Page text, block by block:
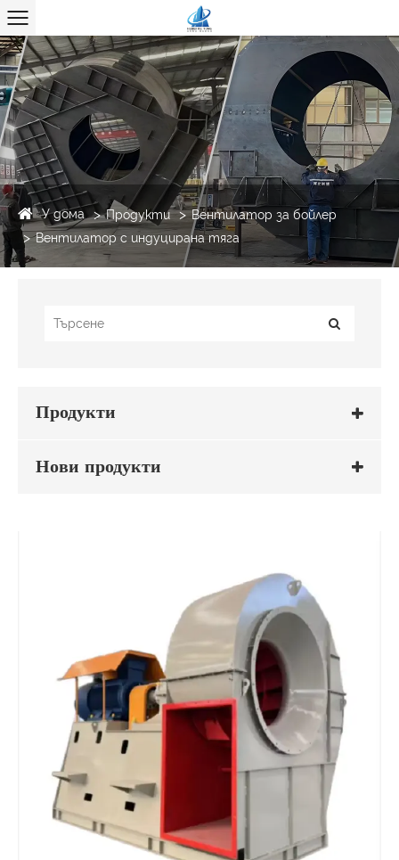
У дома Продукти
Вентилатор за бойлер
Вентилатор с индуцирана тяга
Продукти
Нови продукти